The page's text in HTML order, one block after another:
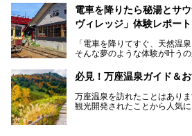
ロビーや客室が綺麗になって
ッフェも人気！アクセスはシ
温泉にある姉妹ホテルの「草
今回はそんな「亀の井ホテル
───
提供元：アイコニア・ホスピ
この記事は亀の井ホテル 草津
電車を降りたら秘湯とサ
ヴィレッジ」体験レポート
「電車を降りてすぐ、天然温
そんな夢のような体験が叶う
日帰り温泉の「水沼の湯」と
２つのエリアがあります。
今回は、その中でも特にユニ
魅力に焦点を当て、温泉好き
必見！万座温泉ガイド＆
万座温泉を訪れたことはありま
観光開発されたことから人気